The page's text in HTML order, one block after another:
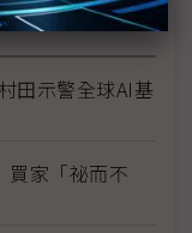
田示警全球AI基
家「祕而不